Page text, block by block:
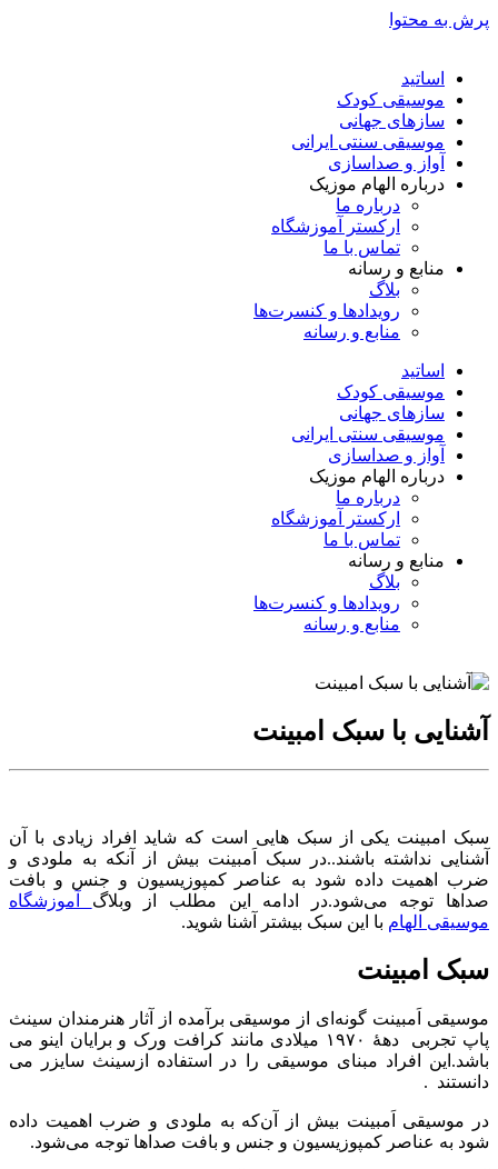
پرش به محتوا
اساتید
موسیقی کودک
سازهای جهانی
موسیقی سنتی ایرانی
آواز و صداسازی
درباره الهام موزیک
درباره ما
ارکستر آموزشگاه
تماس با ما
منابع و رسانه
بلاگ
رویدادها و کنسرت‌ها
منابع و رسانه
اساتید
موسیقی کودک
سازهای جهانی
موسیقی سنتی ایرانی
آواز و صداسازی
درباره الهام موزیک
درباره ما
ارکستر آموزشگاه
تماس با ما
منابع و رسانه
بلاگ
رویدادها و کنسرت‌ها
منابع و رسانه
آشنایی با سبک امبینت
سبک امبینت یکی از سبک هایی است که شاید افراد زیادی با آن
آشنایی نداشته باشند..در سبک اَمبینت بیش از آنکه به ملودی و
ضرب اهمیت داده شود به عناصر کمپوزیسیون و جنس و بافت
صداها توجه می‌شود.در ادامه این مطلب از وبلاگ آموزشگاه
موسیقی الهام با این سبک بیشتر آشنا شوید.
سبک امبینت
موسیقی اَمبینت گونه‌ای از موسیقی برآمده از آثار هنرمندان سینث
پاپ تجربی دههٔ ۱۹۷۰ میلادی مانند کرافت ورک و برایان اینو می
باشد.این افراد مبنای موسیقی را در استفاده ازسینث سایزر می
دانستند .
در موسیقی اَمبینت بیش از آن‌که به ملودی و ضرب اهمیت داده
شود به عناصر کمپوزیسیون و جنس و بافت صداها توجه می‌شود.